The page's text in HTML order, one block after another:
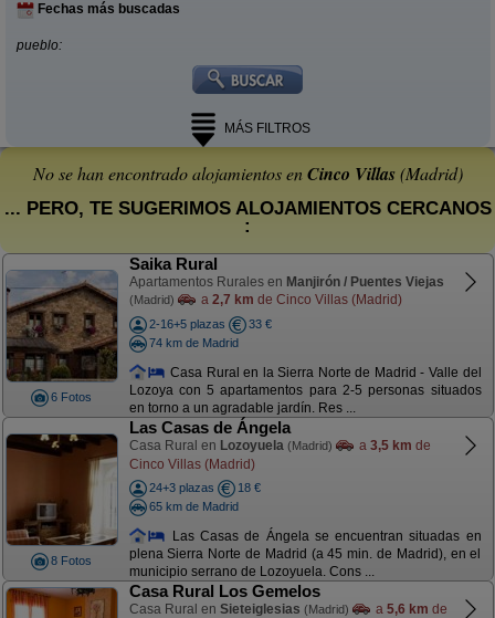
Fechas más buscadas
pueblo:
MÁS FILTROS
No se han encontrado alojamientos enCinco Villas(Madrid)
... PERO, TE SUGERIMOS ALOJAMIENTOS CERCANOS
:
6 Fotos
Saika Rural
Apartamentos Rurales en Manjirón / Puentes Viejas
(Madrid) a 2,7 km de Cinco Villas (Madrid)
2-16+5 plazas
33 €
74 km de Madrid
Casa Rural en la Sierra Norte de Madrid - Valle del
Lozoya con 5 apartamentos para 2-5 personas situados
en torno a un agradable jardín. Res ...
8 Fotos
Las Casas de Ángela
Casa Rural en Lozoyuela (Madrid) a 3,5 km de
Cinco Villas (Madrid)
24+3 plazas
18 €
65 km de Madrid
Las Casas de Ángela se encuentran situadas en
plena Sierra Norte de Madrid (a 45 min. de Madrid), en el
municipio serrano de Lozoyuela. Cons ...
Casa Rural Los Gemelos
Casa Rural en Sieteiglesias (Madrid) a 5,6 km de